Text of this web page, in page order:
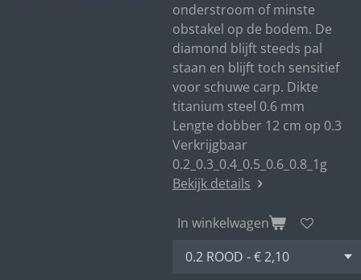
onderstroom of minste
obstakel op de bodem. De
diamond blijft steeds pal
staan en blijft toch sensitief
voor schuwe carp. Dikte
titanium steel 0.6 mm
Lengte dobber 12 cm op 0.3
Verkrijgbaar
0.2_0.3_0.4_0.5_0.6_0.8_1g
Bekijk details
In winkelwagen